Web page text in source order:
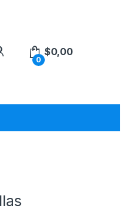
0
$0,00